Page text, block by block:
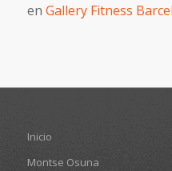
en Gallery Fitness
Inicio
Montse Osuna